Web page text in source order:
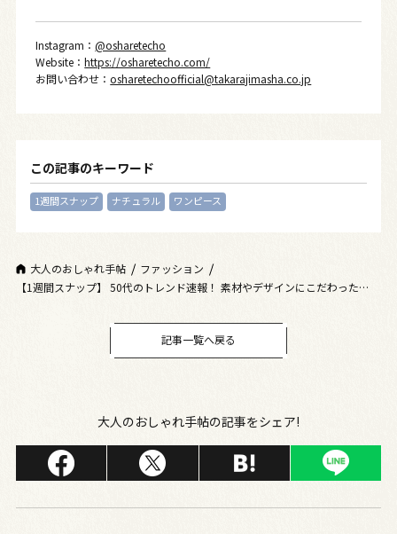
Instagram：@osharetecho
Website：https://osharetecho.com/
お問い合わせ：osharetechoofficial@takarajimasha.co.jp
この記事のキーワード
1週間スナップ ナチュラル ワンピース
大人のおしゃれ手帖
ファッション
【1週間スナップ】 50代のトレンド速報！ 素材やデザインにこだわったワン
記事一覧へ戻る
大人のおしゃれ手帖の記事をシェア!